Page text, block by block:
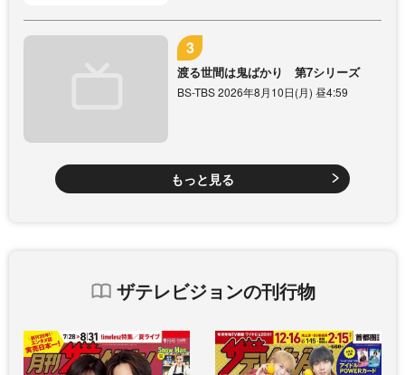
渡る世間は鬼ばかり 第7シリーズ
BS-TBS 2026年8月10日(月) 昼4:59
もっと見る
ザテレビジョンの刊行物